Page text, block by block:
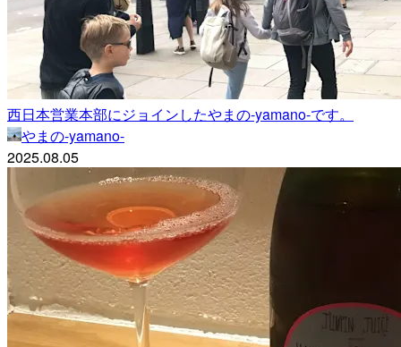
西日本営業本部にジョインしたやまの-yamano-です。
やまの-yamano-
2025.08.05